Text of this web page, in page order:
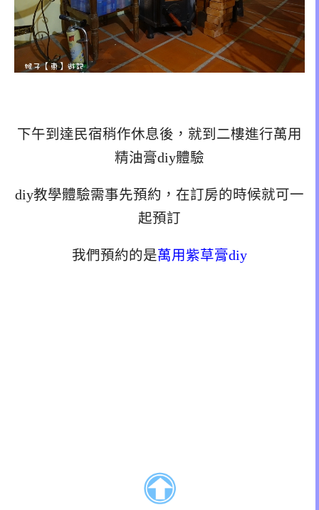
下午到達民宿稍作休息後，就到二樓進行萬用
精油膏diy體驗
diy教學體驗需事先預約，在訂房的時候就可一
起預訂
我們預約的是萬用紫草膏diy